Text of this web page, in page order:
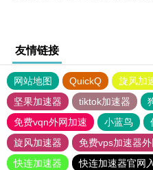
友情链接
网站地图 QuickQ 旋风加
坚果加速器
tiktok加速器
免费vqn外网加速
小蓝鸟
旋风加速器
免费vps加速器
快连加速器
快连加速器官网